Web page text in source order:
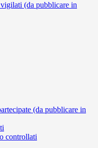
(da pubblicare in
(da pubblicare in
controllati